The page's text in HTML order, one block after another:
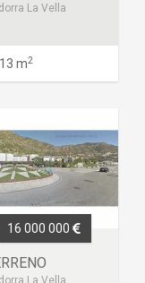
La Vella
m2
16 000 000